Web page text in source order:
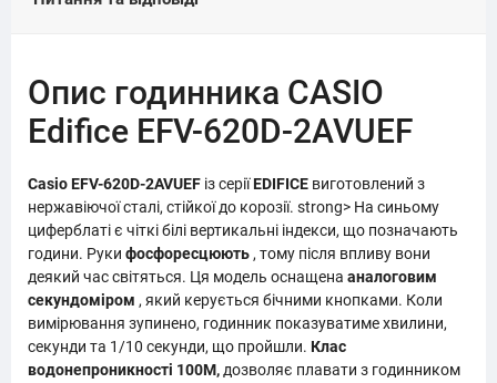
Опис годинника CASIO
Edifice EFV-620D-2AVUEF
Casio EFV-620D-2AVUEF із серіїEDIFICE виготовлений з
нержавіючої сталі, стійкої до корозії. strong> На синьому
циферблаті є чіткі білі вертикальні індекси, що позначають
години. Руки фосфоресцюють , тому після впливу вони
деякий час світяться. Ця модель оснащена аналоговим
секундоміром , який керується бічними кнопками. Коли
вимірювання зупинено, годинник показуватиме хвилини,
секунди та 1/10 секунди, що пройшли. Клас
водонепроникності 100M, дозволяє плавати з годинником